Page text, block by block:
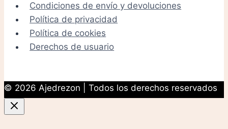
Condiciones de envío y devoluciones
Política de privacidad
Política de cookies
Derechos de usuario
© 2026 Ajedrezon | Todos los derechos reservados